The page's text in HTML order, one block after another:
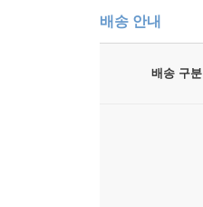
배송 안내
배송 구분